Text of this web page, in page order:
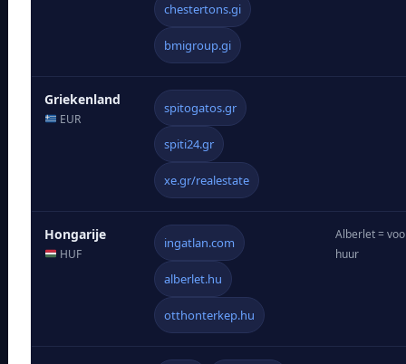
chestertons.gi
bmigroup.gi
Griekenland
EUR
spitogatos.gr
spiti24.gr
xe.gr/realestate
Hongarije
HUF
ingatlan.com
alberlet.hu
otthonterkep.hu
Alberlet =
huur